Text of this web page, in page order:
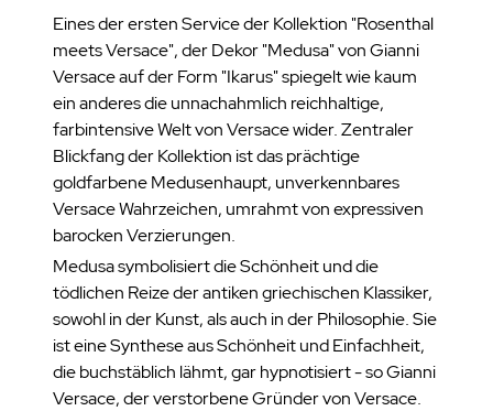
Eines der ersten Service der Kollektion "Rosenthal
meets Versace", der Dekor "Medusa" von Gianni
Versace auf der Form "Ikarus" spiegelt wie kaum
ein anderes die unnachahmlich reichhaltige,
farbintensive Welt von Versace wider. Zentraler
Blickfang der Kollektion ist das prächtige
goldfarbene Medusenhaupt, unverkennbares
Versace Wahrzeichen, umrahmt von expressiven
barocken Verzierungen.
Medusa symbolisiert die Schönheit und die
tödlichen Reize der antiken griechischen Klassiker,
sowohl in der Kunst, als auch in der Philosophie. Sie
ist eine Synthese aus Schönheit und Einfachheit,
die buchstäblich lähmt, gar hypnotisiert - so Gianni
Versace, der verstorbene Gründer von Versace.